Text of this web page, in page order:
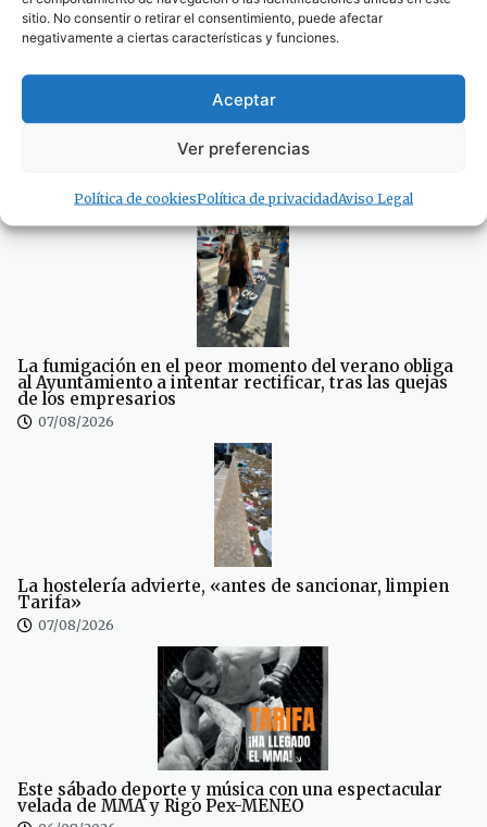
sitio. No consentir o retirar el consentimiento, puede afectar
negativamente a ciertas características y funciones.
Aceptar
Ver preferencias
Política de cookiesPolítica de privacidadAviso Legal
La piscina de Tarifa suspende temporalmente su
07/08/2026
La fumigación en el peor momento del verano obliga
al Ayuntamiento a intentar rectificar, tras las quejas
de los empresarios
07/08/2026
La hostelería advierte, «antes de sancionar, limpien
Tarifa»
07/08/2026
Este sábado deporte y música con una espectacular
velada de MMA y Rigo Pex-MENEO